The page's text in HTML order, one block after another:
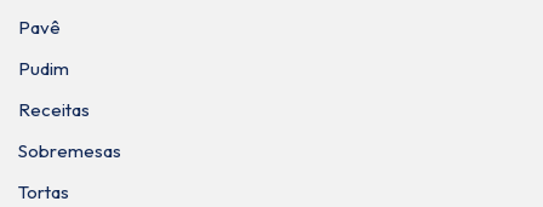
Pavê
Pudim
Receitas
Sobremesas
Tortas